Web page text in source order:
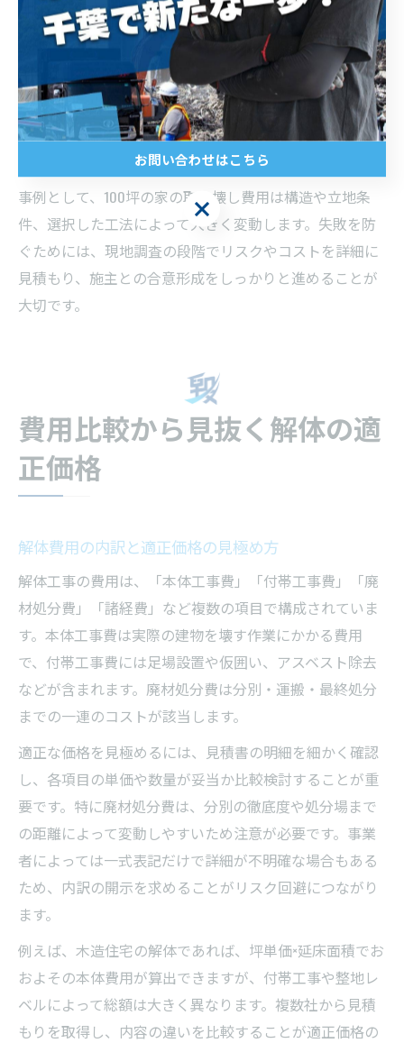
選択時の注意点として、老朽化や増改築履歴の有無、ア
スベストなど有害物質の存在、隣接建物や道路との距離
など、現場ごとに異なる条件を正確に把握することが不
可欠です。特に「解体後 整地費用」や「解体 整地 レベ
ル」など、解体後の整地作業や費用も見越した工法選定
事例として、100坪の家の取り壊し費用は構造や立地条
件、選択した工法によって大きく変動します。失敗を防
ぐためには、現地調査の段階でリスクやコストを詳細に
見積もり、施主との合意形成をしっかりと進めることが
大切です。
費用比較から見抜く解体の適
正価格
解体費用の内訳と適正価格の見極め方
解体工事の費用は、「本体工事費」「付帯工事費」「廃
材処分費」「諸経費」など複数の項目で構成されていま
す。本体工事費は実際の建物を壊す作業にかかる費用
で、付帯工事費には足場設置や仮囲い、アスベスト除去
などが含まれます。廃材処分費は分別・運搬・最終処分
までの一連のコストが該当します。
適正な価格を見極めるには、見積書の明細を細かく確認
し、各項目の単価や数量が妥当か比較検討することが重
要です。特に廃材処分費は、分別の徹底度や処分場まで
の距離によって変動しやすいため注意が必要です。事業
者によっては一式表記だけで詳細が不明確な場合もある
ため、内訳の開示を求めることがリスク回避につながり
ます。
例えば、木造住宅の解体であれば、坪単価×延床面積でお
およその本体費用が算出できますが、付帯工事や整地レ
ベルによって総額は大きく異なります。複数社から見積
もりを取得し、内容の違いを比較することが適正価格の
お問い合わせはこちら
お問い合わせはこちら